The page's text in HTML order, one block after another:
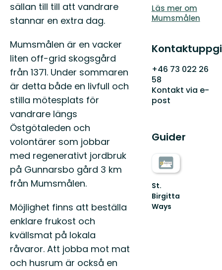
sällan till till att vandrare
stannar en extra dag.
Mumsmålen är en vacker
liten off-grid skogsgård
från 1371. Under sommaren
är detta både en livfull och
stilla mötesplats för
vandrare längs
Östgötaleden och
volontärer som jobbar
med regenerativt jordbruk
på Gunnarsbo gård 3 km
från Mumsmålen.
Möjlighet finns att beställa
enklare frukost och
kvällsmat på lokala
råvaror. Att jobba mot mat
och husrum är också en
Läs mer om
Mumsmålen
+46 73 022 26
58
Kontakt via e-
post
Guider
St.
Birgitta
Ways